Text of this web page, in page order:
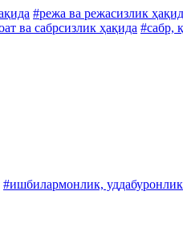
#режа ва режасизлик
ва сабрсизлик ҳақида #сабр,
#ишбилармонлик, уддабуронлик